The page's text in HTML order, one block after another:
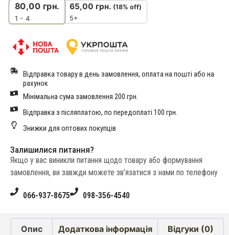
80,00 грн.
1 - 4
65,00 грн. (18% off)
5+
Відправка товару в день замовлення, оплата на пошті або на
рахунок
Мінімальна сума замовлення 200 грн.
Відправка з післяплатою, по передоплаті 100 грн.
Знижки для оптових покупців
Залишилися питання?
Якщо у вас виникли питання щодо товару або формування
замовлення, ви завжди можете зв’язатися з нами по телефону
066-937-8675 098-356-4540
Опис Додаткова інформація Відгуки (0)